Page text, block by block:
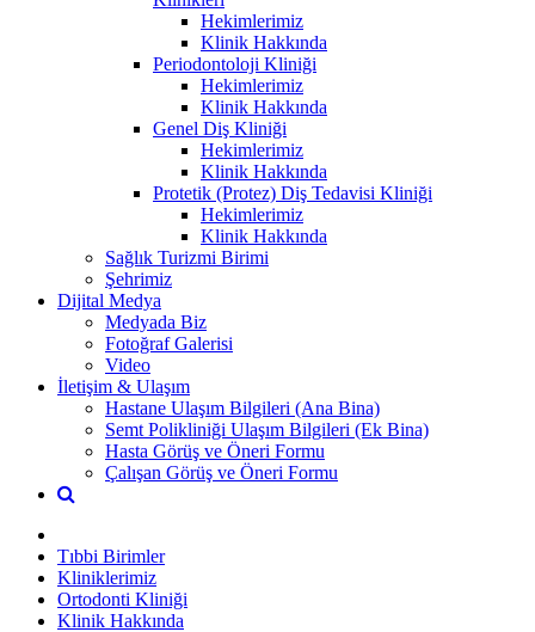
Hekimlerimiz
Klinik Hakkında
Periodontoloji Kliniği
Hekimlerimiz
Klinik Hakkında
Genel Diş Kliniği
Hekimlerimiz
Klinik Hakkında
Protetik (Protez) Diş Tedavisi Kliniği
Hekimlerimiz
Klinik Hakkında
Sağlık Turizmi Birimi
Şehrimiz
Dijital Medya
Medyada Biz
Fotoğraf Galerisi
Video
İletişim & Ulaşım
Hastane Ulaşım Bilgileri (Ana Bina)
Semt Polikliniği Ulaşım Bilgileri (Ek Bina)
Hasta Görüş ve Öneri Formu
Çalışan Görüş ve Öneri Formu
Tıbbi Birimler
Kliniklerimiz
Ortodonti Kliniği
Klinik Hakkında